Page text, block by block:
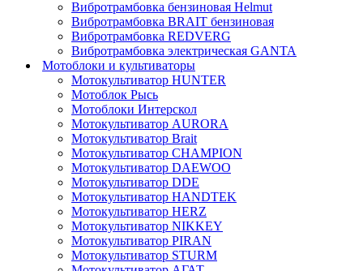
Вибротрамбовка бензиновая Helmut
Вибротрамбовка BRAIT бензиновая
Вибротрамбовка REDVERG
Вибротрамбовка электрическая GANTA
Мотоблоки и культиваторы
Мотокультиватор HUNTER
Мотоблок Рысь
Мотоблоки Интерскол
Мотокультиватор AURORA
Мотокультиватор Brait
Мотокультиватор CHAMPION
Мотокультиватор DAEWOO
Мотокультиватор DDE
Мотокультиватор HANDTEK
Мотокультиватор HERZ
Мотокультиватор NIKKEY
Мотокультиватор PIRAN
Мотокультиватор STURM